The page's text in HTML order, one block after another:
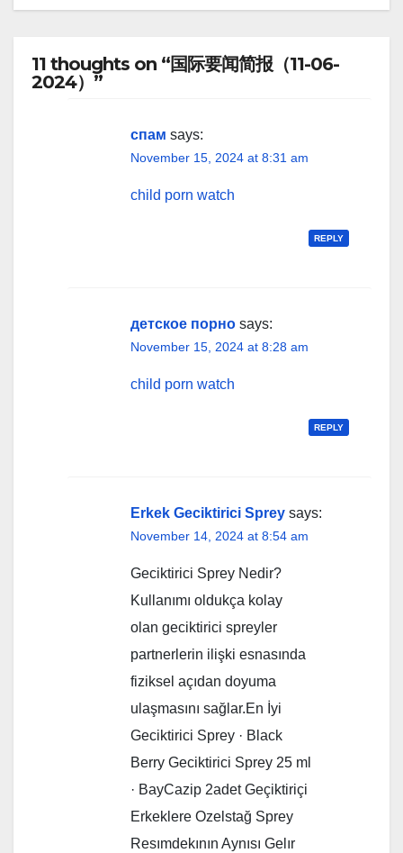
11 thoughts on “国际要闻简报（11-06-
2024）”
спам says:
November 15, 2024 at 8:31 am
child porn watch
REPLY
детское порно says:
November 15, 2024 at 8:28 am
child porn watch
REPLY
Erkek Geciktirici Sprey says:
November 14, 2024 at 8:54 am
Geciktirici Sprey Nedir?
Kullanımı oldukça kolay
olan geciktirici spreyler
partnerlerin ilişki esnasında
fiziksel açıdan doyuma
ulaşmasını sağlar.En İyi
Geciktirici Sprey · Black
Berry Geciktirici Sprey 25 ml
· BayCazip 2adet Geçiktiriçi
Erkeklere Ozelstağ Sprey
Resımdekının Aynısı Gelır